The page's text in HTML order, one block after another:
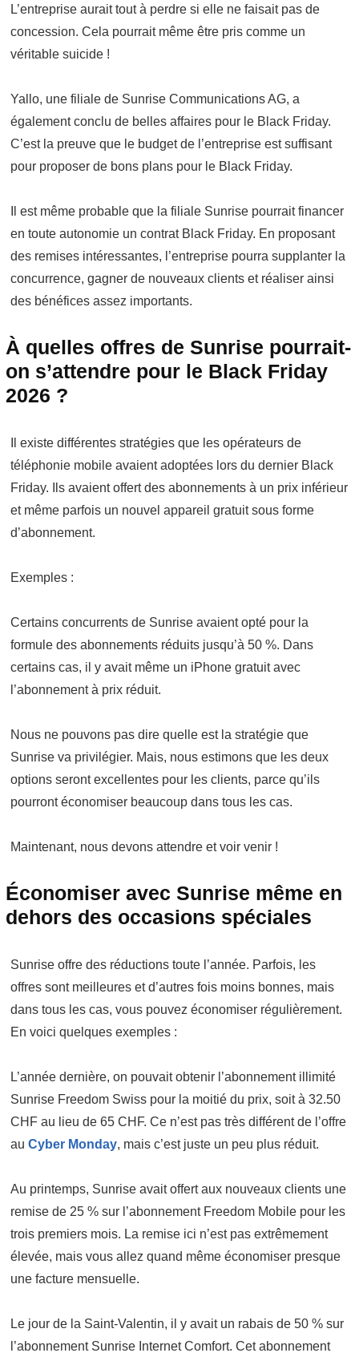
L’entreprise aurait tout à perdre si elle ne faisait pas de
concession. Cela pourrait même être pris comme un
véritable suicide !
Yallo, une filiale de Sunrise Communications AG, a
également conclu de belles affaires pour le Black Friday.
C’est la preuve que le budget de l’entreprise est suffisant
pour proposer de bons plans pour le Black Friday.
Il est même probable que la filiale Sunrise pourrait financer
en toute autonomie un contrat Black Friday. En proposant
des remises intéressantes, l’entreprise pourra supplanter la
concurrence, gagner de nouveaux clients et réaliser ainsi
des bénéfices assez importants.
À quelles offres de Sunrise pourrait-
on s’attendre pour le Black Friday
2026 ?
Il existe différentes stratégies que les opérateurs de
téléphonie mobile avaient adoptées lors du dernier Black
Friday. Ils avaient offert des abonnements à un prix inférieur
et même parfois un nouvel appareil gratuit sous forme
d’abonnement.
Exemples :
Certains concurrents de Sunrise avaient opté pour la
formule des abonnements réduits jusqu’à 50 %. Dans
certains cas, il y avait même un iPhone gratuit avec
l’abonnement à prix réduit.
Nous ne pouvons pas dire quelle est la stratégie que
Sunrise va privilégier. Mais, nous estimons que les deux
options seront excellentes pour les clients, parce qu’ils
pourront économiser beaucoup dans tous les cas.
Maintenant, nous devons attendre et voir venir !
Économiser avec Sunrise même en
dehors des occasions spéciales
Sunrise offre des réductions toute l’année. Parfois, les
offres sont meilleures et d’autres fois moins bonnes, mais
dans tous les cas, vous pouvez économiser régulièrement.
En voici quelques exemples :
L’année dernière, on pouvait obtenir l’abonnement illimité
Sunrise Freedom Swiss pour la moitié du prix, soit à 32.50
CHF au lieu de 65 CHF. Ce n’est pas très différent de l’offre
au Cyber Monday, mais c’est juste un peu plus réduit.
Au printemps, Sunrise avait offert aux nouveaux clients une
remise de 25 % sur l’abonnement Freedom Mobile pour les
trois premiers mois. La remise ici n’est pas extrêmement
élevée, mais vous allez quand même économiser presque
une facture mensuelle.
Le jour de la Saint-Valentin, il y avait un rabais de 50 % sur
l’abonnement Sunrise Internet Comfort. Cet abonnement